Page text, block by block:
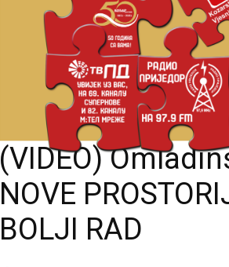
(VIDEO)
NOVE
BOLJI RAD